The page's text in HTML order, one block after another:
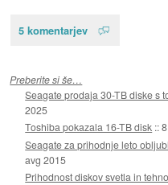
5 komentarjev
Preberite si še…
Seagate prodaja 30-TB diske s
2025
Toshiba pokazala 16-TB disk ::
Seagate za prihodnje leto
avg 2015
Prihodnost diskov svetla in